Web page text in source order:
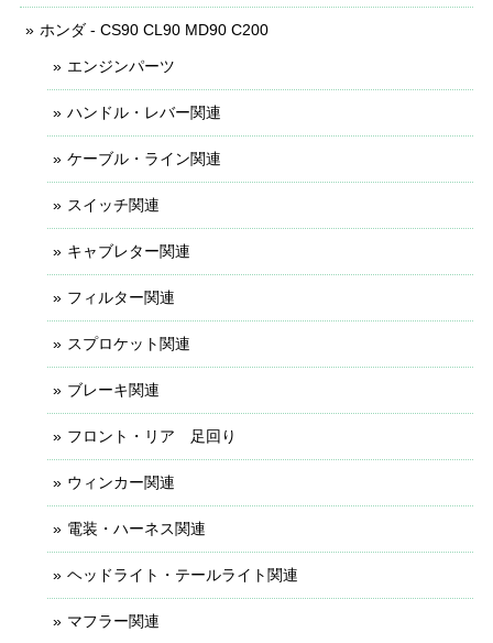
ホンダ - CS90 CL90 MD90 C200
エンジンパーツ
ハンドル・レバー関連
ケーブル・ライン関連
スイッチ関連
キャブレター関連
フィルター関連
スプロケット関連
ブレーキ関連
フロント・リア 足回り
ウィンカー関連
電装・ハーネス関連
ヘッドライト・テールライト関連
マフラー関連